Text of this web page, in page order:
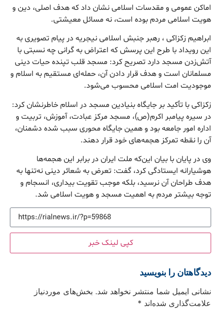
اماکن عمومی و مقدسات اسلامی نشان داد که هدف اصلی، دین و
هویت اسلامی مردم بوده است، نه مسائل معیشتی.
ابراهیم زکزاکی ، رهبر جنبش اسلامی نیجریه در پیام تصویری به
این رویداد با طرح این پرسش که اعتراض به گرانی چه نسبتی با
آتش‌زدن مسجد دارد تصریح کرد: مسجد قلب تپنده حیات دینی
مسلمانان است و هدف قرار دادن آن، حمله‌ای مستقیم به اسلام و
موجودیت امت اسلامی محسوب می‌شود.
زکزاکی با تأکید بر جایگاه بنیادین مسجد در اسلام خاطرنشان کرد:
در سیره پیامبر اکرم(ص)، مسجد مرکز عبادت، آموزش، تربیت و
اداره امور جامعه بود و همین جایگاه محوری سبب شده دشمنان،
آن را نقطه تمرکز هجمه‌های خود قرار دهند.
وی در پایان با بیان این‌که ملت ایران در برابر این هجمه‌ها
هوشیارانه ایستادگی کرد، گفت: تعرض به شعائر دینی نه‌تنها به
هدف طراحان آن نرسید، بلکه موجب تقویت بیداری، انسجام و
توجه بیشتر مردم به اهمیت مسجد و هویت اسلامی شد.
کپی لینک خبر
دیدگاهتان را بنویسید
نشانی ایمیل شما منتشر نخواهد شد. بخش‌های موردنیاز
علامت‌گذاری شده‌اند *